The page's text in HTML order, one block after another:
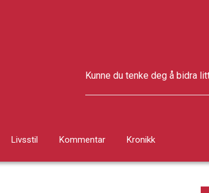
Kunne du tenke deg å bidra
Livsstil Kommentar Kronikk